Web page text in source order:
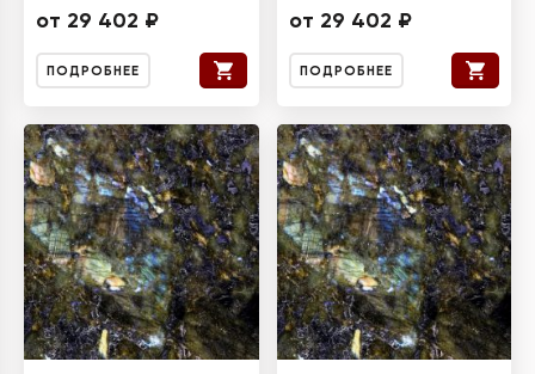
от 29 402 ₽
ПОДРОБНЕЕ
от 29 402 ₽
ПОДРОБНЕЕ